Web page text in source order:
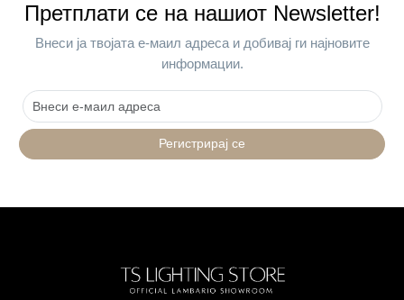
Претплати се на нашиот Newsletter!
Внеси ја твојата е-маил адреса и добивај ги најновите
информации.
Регистрирај се